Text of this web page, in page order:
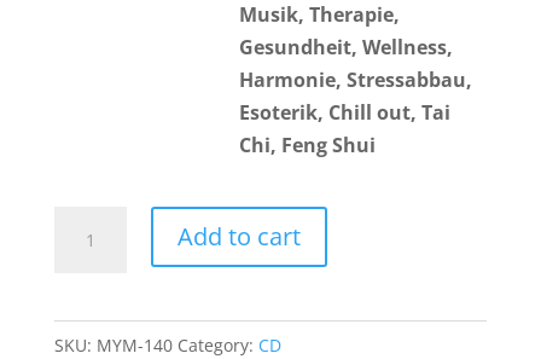
Musik, Therapie,
Gesundheit, Wellness,
Harmonie, Stressabbau,
Esoterik, Chill out, Tai
Chi, Feng Shui
Chakra-
quantity
Add to cart
SKU: MYM-140 Category: CD